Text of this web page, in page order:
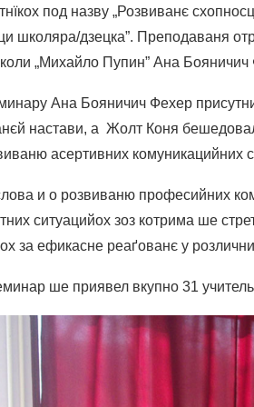
под назву „Розвиванє
школяра/дзецка”. Преподаваня
„Михайло Пупин” Ана Бояничич
Ана Бояничич Фехер
настави, а Жолт Коня
асертивних комуникацийних
и о розвиваню професийних
ситуацийох зоз котрима ше
за ефикасне реаґованє у
ше приявел вкупно 31